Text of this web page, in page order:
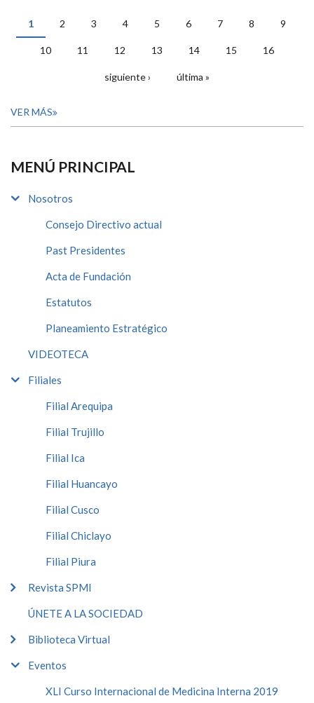
PÁGINAS
1 2 3 4 5 6 7 8 9
10 11 12 13 14 15 16
siguiente › última »
VER MÁS
MENÚ PRINCIPAL
Nosotros
Consejo Directivo actual
Past Presidentes
Acta de Fundación
Estatutos
Planeamiento Estratégico
VIDEOTECA
Filiales
Filial Arequipa
Filial Trujillo
Filial Ica
Filial Huancayo
Filial Cusco
Filial Chiclayo
Filial Piura
Revista SPMI
ÚNETE A LA SOCIEDAD
Biblioteca Virtual
Eventos
XLI Curso Internacional de Medicina Interna 2019